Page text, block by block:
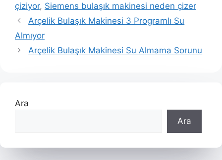
çiziyor, Siemens bulaşık makinesi neden çizer
Yazı
dolaşımı
Arçelik Bulaşık Makinesi 3 Programlı Su
Almıyor
Arçelik Bulaşık Makinesi Su Almama Sorunu
Ara
Ara